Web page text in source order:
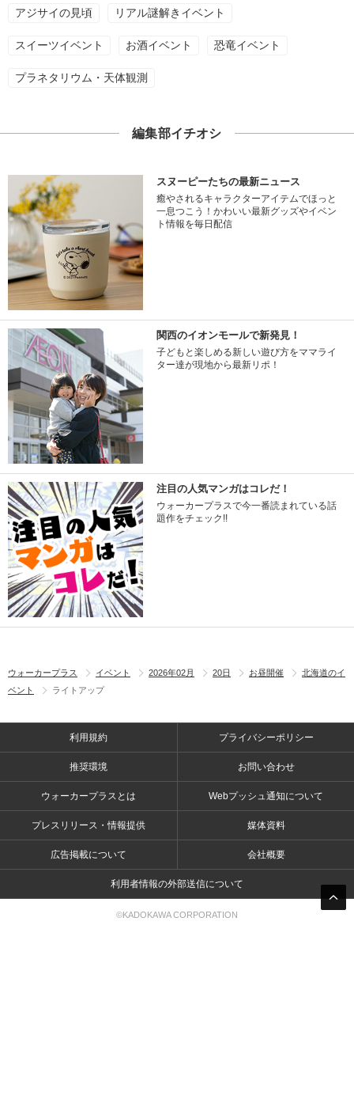
アジサイの見頃 リアル謎解きイベント
スイーツイベント お酒イベント 恐竜イベント
プラネタリウム・天体観測
編集部イチオシ
スヌーピーたちの最新ニュース
癒やされるキャラクターアイテムでほっと
一息つこう！かわいい最新グッズやイベン
ト情報を毎日配信
関西のイオンモールで新発見！
子どもと楽しめる新しい遊び方をママライ
ター達が現地から最新リポ！
注目の人気マンガはコレだ！
ウォーカープラスで今一番読まれている話
題作をチェック!!
ウォーカープラス イベント 2026年02月 20日 お昼開催
北海道のイ
ベント
ライトアップ
利用規約 プライバシーポリシー
推奨環境 お問い合わせ
ウォーカープラスとは Webプッシュ通知について
プレスリリース・情報提供 媒体資料
広告掲載について 会社概要
利用者情報の外部送信について
©KADOKAWA CORPORATION